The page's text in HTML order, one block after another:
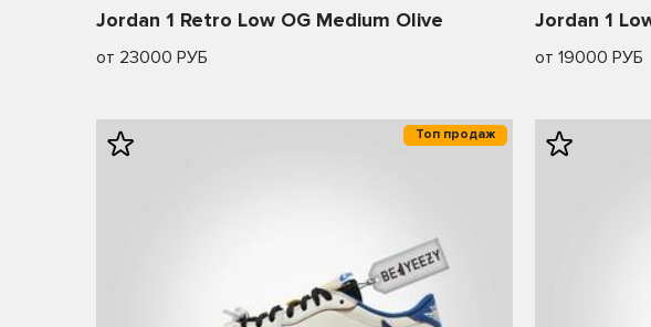
Jordan 1 Retro Low OG Medium Olive
от 23000 РУБ
Jordan 1
от 19000 РУБ
Топ продаж